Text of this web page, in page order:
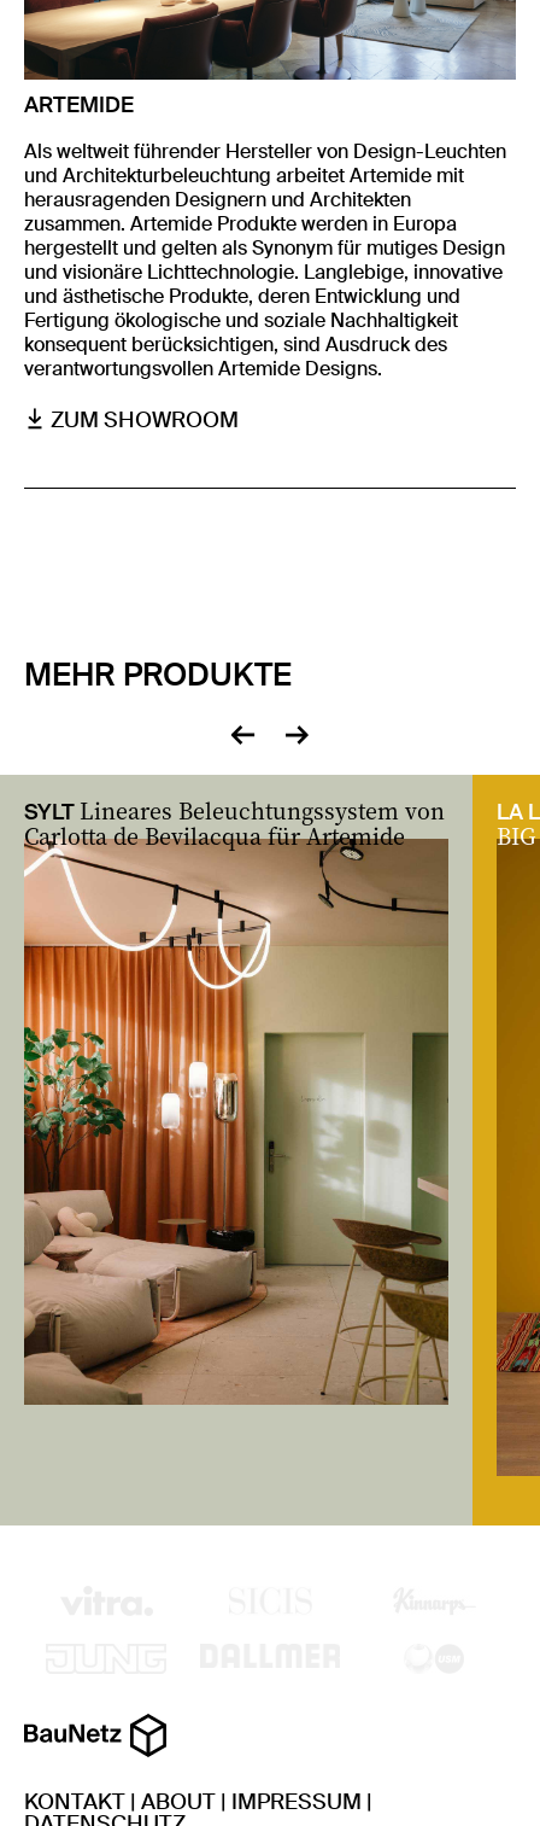
ARTEMIDE
Als weltweit führender Hersteller von Design-Leuchten
und Architekturbeleuchtung arbeitet Artemide mit
herausragenden Designern und Architekten
zusammen. Artemide Produkte werden in Europa
hergestellt und gelten als Synonym für mutiges Design
und visionäre Lichttechnologie. Langlebige, innovative
und ästhetische Produkte, deren Entwicklung und
Fertigung ökologische und soziale Nachhaltigkeit
konsequent berücksichtigen, sind Ausdruck des
verantwortungsvollen Artemide Designs.
ZUM SHOWROOM
MEHR PRODUKTE
zurück
vor
SYLT Lineares Beleuchtungssystem von
Carlotta de Bevilacqua für Artemide
LA
KONTAKT | ABOUT | IMPRESSUM |